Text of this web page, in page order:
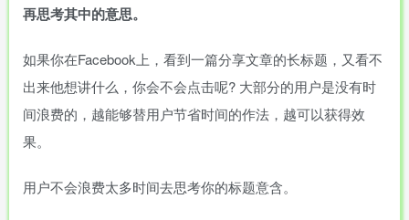
再思考其中的意思。
如果你在Facebook上，看到一篇分享文章的长标题，又看不
出来他想讲什么，你会不会点击呢? 大部分的用户是没有时
间浪费的，越能够替用户节省时间的作法，越可以获得效
果。
用户不会浪费太多时间去思考你的标题意含。